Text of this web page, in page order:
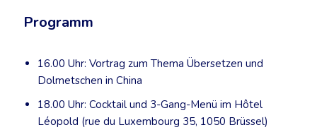
Programm
16.00 Uhr: Vortrag zum Thema Übersetzen und
Dolmetschen in China
18.00 Uhr: Cocktail und 3-Gang-Menü im Hôtel
Léopold (rue du Luxembourg 35, 1050 Brüssel)